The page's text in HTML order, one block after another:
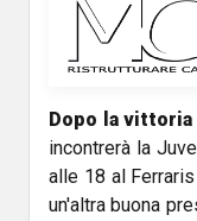
Dopo la
incontrerà la
alle 18 al
un'altra buona